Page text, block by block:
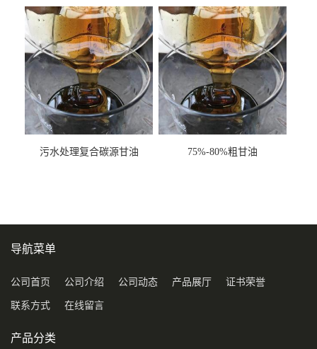
污水处理复合碳源甘油
75%-80%粗甘油
导航菜单
公司首页 公司介绍 公司动态 产品展厅 证书荣誉
联系方式 在线留言
产品分类